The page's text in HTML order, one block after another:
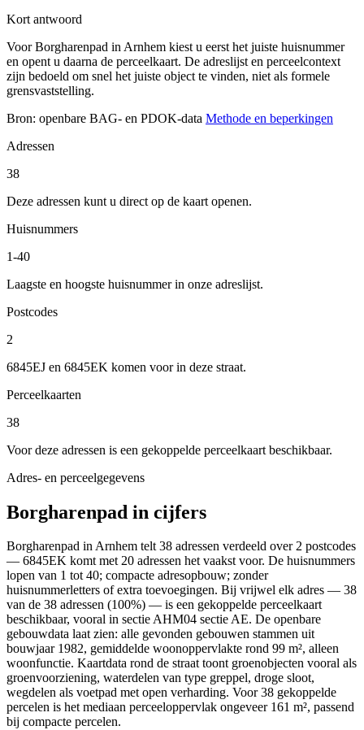
Kort antwoord
Voor Borgharenpad in Arnhem kiest u eerst het juiste huisnummer
en opent u daarna de perceelkaart. De adreslijst en perceelcontext
zijn bedoeld om snel het juiste object te vinden, niet als formele
grensvaststelling.
Bron: openbare BAG- en PDOK-data Methode en beperkingen
Adressen
38
Deze adressen kunt u direct op de kaart openen.
Huisnummers
1-40
Laagste en hoogste huisnummer in onze adreslijst.
Postcodes
2
6845EJ en 6845EK komen voor in deze straat.
Perceelkaarten
38
Voor deze adressen is een gekoppelde perceelkaart beschikbaar.
Adres- en perceelgegevens
Borgharenpad in cijfers
Borgharenpad in Arnhem telt 38 adressen verdeeld over 2 postcodes
— 6845EK komt met 20 adressen het vaakst voor. De huisnummers
lopen van 1 tot 40; compacte adresopbouw; zonder
huisnummerletters of extra toevoegingen. Bij vrijwel elk adres — 38
van de 38 adressen (100%) — is een gekoppelde perceelkaart
beschikbaar, vooral in sectie AHM04 sectie AE. De openbare
gebouwdata laat zien: alle gevonden gebouwen stammen uit
bouwjaar 1982, gemiddelde woonoppervlakte rond 99 m², alleen
woonfunctie. Kaartdata rond de straat toont groenobjecten vooral als
groenvoorziening, waterdelen van type greppel, droge sloot,
wegdelen als voetpad met open verharding. Voor 38 gekoppelde
percelen is het mediaan perceeloppervlak ongeveer 161 m², passend
bij compacte percelen.